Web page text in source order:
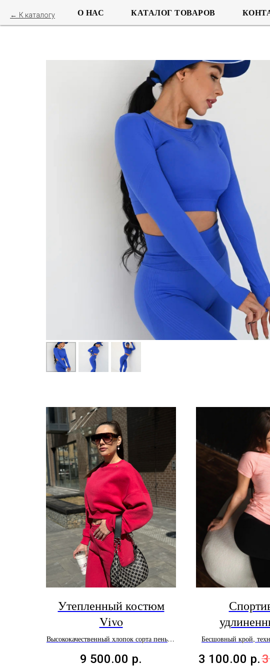
К каталогу
Утепленный костюм
Vivo
Высококачественный хлопок сорта пенье с
9 500.00 р.
Бесшовный крой,
3 100.00 р.
О НАС КАТАЛОГ ТОВАРОВ